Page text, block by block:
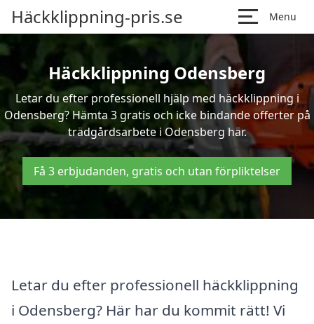
Häckklippning-pris.se Menu
Häckklippning Odensberg
Letar du efter professionell hjälp med häckklippning i
Odensberg? Hämta 3 gratis och icke bindande offerter på
trädgårdsarbete i Odensberg här.
Få 3 erbjudanden, gratis och utan förpliktelser
Letar du efter professionell häckklippning
i Odensberg? Här har du kommit rätt! Vi